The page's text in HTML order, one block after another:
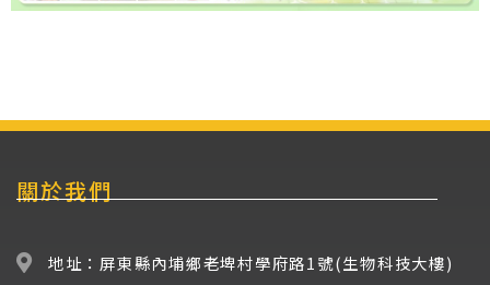
關於我們
地址：屏東縣內埔鄉老埤村學府路1號(生物科技大樓)